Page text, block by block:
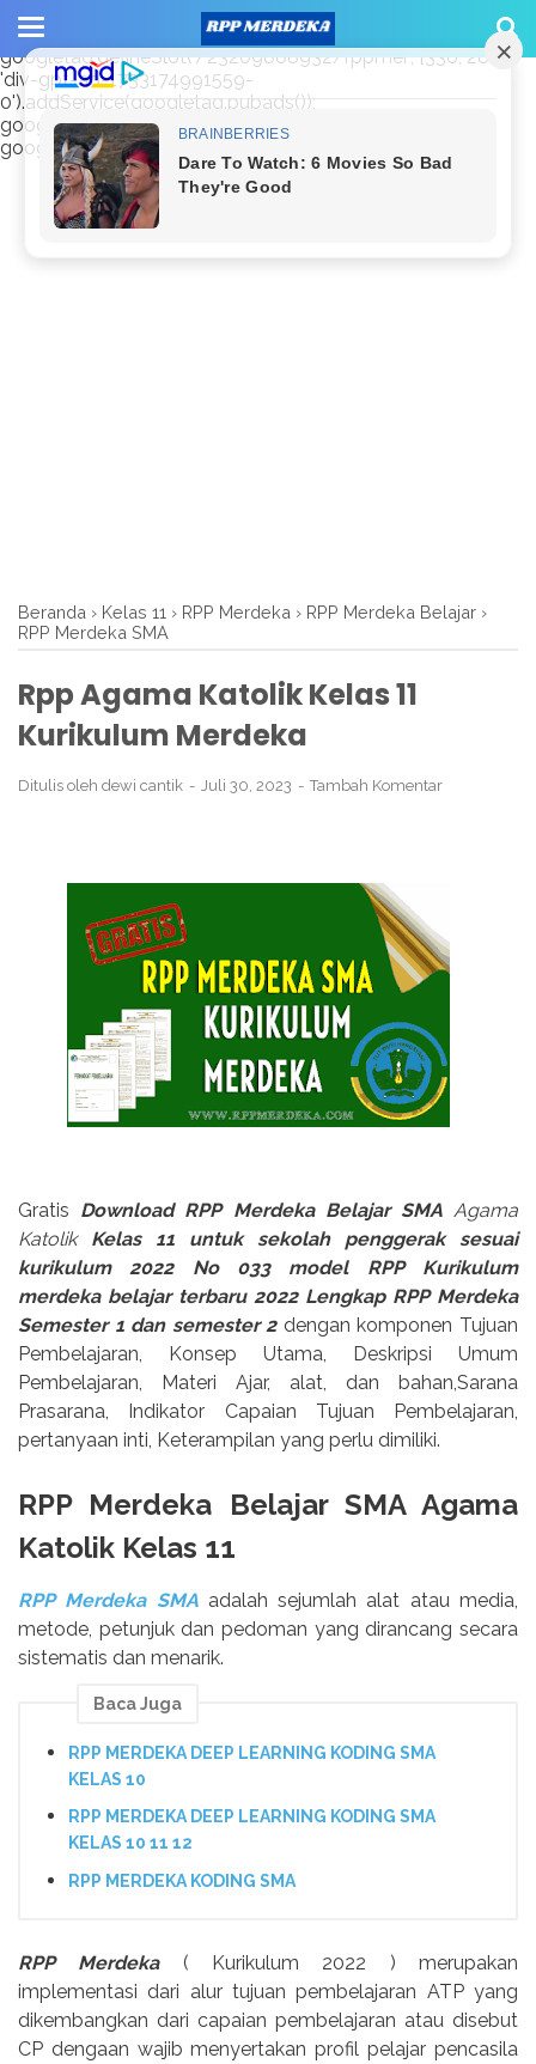
window.googletag = window.googletag || {cmd: []};
googletag.cmd.push(function() {
googletag.defineSlot('/23209888932/rppmer', [336, 280],
'div-gpt-ad-1733174991559-
0').addService(googletag.pubads());
googletag.pubads().enableSingleRequest();
googletag.enableServices(); });
Beranda › Kelas 11 › RPP Merdeka › RPP Merdeka Belajar ›
RPP Merdeka SMA
Rpp Agama Katolik Kelas 11
Kurikulum Merdeka
Ditulis oleh dewi cantik Juli 30, 2023 Tambah Komentar
Gratis Download RPP Merdeka Belajar SMA Agama
KatolikKelas 11 untuk sekolah penggerak sesuai
kurikulum 2022 No 033 model RPP Kurikulum
merdeka belajar terbaru 2022 Lengkap RPP Merdeka
Semester 1 dan semester 2dengan komponen Tujuan
Pembelajaran, Konsep Utama, Deskripsi Umum
Pembelajaran, Materi Ajar, alat, dan bahan,Sarana
Prasarana, Indikator Capaian Tujuan Pembelajaran,
pertanyaan inti, Keterampilan yang perlu dimiliki.
RPP Merdeka Belajar SMA Agama
Katolik Kelas 11
RPP Merdeka SMA adalah sejumlah alat atau media,
metode, petunjuk dan pedoman yang dirancang secara
sistematis dan menarik.
Baca Juga
RPP MERDEKA DEEP LEARNING KODING SMA
KELAS 10
RPP MERDEKA DEEP LEARNING KODING SMA
KELAS 10 11 12
RPP MERDEKA KODING SMA
RPP Merdeka( Kurikulum 2022 ) merupakan
implementasi dari alur tujuan pembelajaran ATP yang
dikembangkan dari capaian pembelajaran atau disebut
CP dengaan wajib menyertakan profil pelajar pencasila